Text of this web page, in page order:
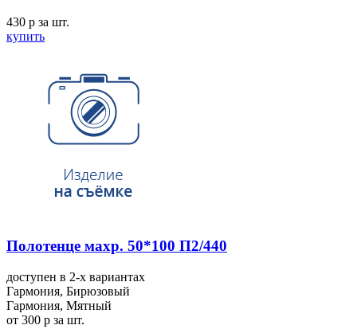
430 p за шт.
купить
Полотенце махр. 50*100 П2/440
доступен в 2-x вариантах
Гармония, Бирюзовый
Гармония, Мятный
от 300 p за шт.